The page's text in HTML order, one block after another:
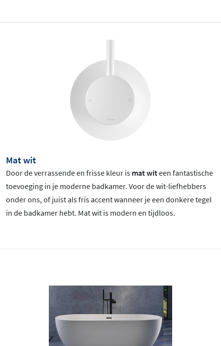
Mat wit
Door de verrassende en frisse kleur is mat witeen fantastische
toevoeging in je moderne badkamer. Voor de wit-liefhebbers
onder ons, of juist als fris accent wanneer je een donkere tegel
in de badkamer hebt. Mat wit is modern en tijdloos.